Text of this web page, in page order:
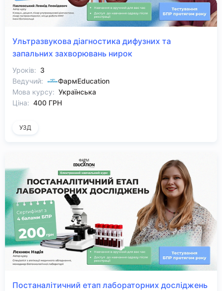
Ультразвукова діагностика дифузних та
запальних захворювань нирок
Уроків: 3
Ведучий:
ФармEducation
Мова курсу: Українська
Ціна: 400 ГРН
УЗД
Постаналітичний етап лабораторних досліджень